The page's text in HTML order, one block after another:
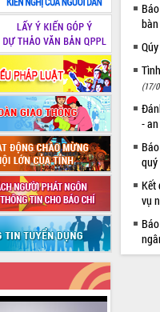
(17/
-
Kết
vụ